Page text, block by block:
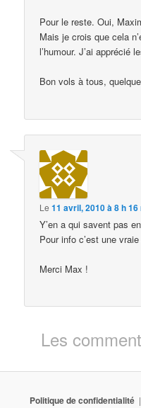
Pour le reste. Oui,
Mais je crois que cela
l’humour. J’ai apprécié
Bon vols à tous,
Le11 avril, 2010 à 8 h 16
Y’en a qui savent pas
Pour info c’est une
Merci Max !
Les
Politique de confidentialité